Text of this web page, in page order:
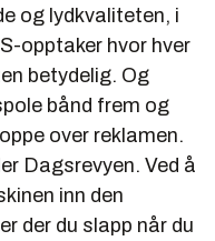
og lydkvaliteten, i
opptaker hvor hver
betydelig. Og
bånd frem og
over reklamen.
Dagsrevyen. Ved å
inn den
der du slapp når du